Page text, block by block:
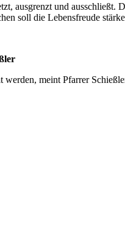
ausgrenzt und
soll die Lebensfreude
werden, meint Pfarrer